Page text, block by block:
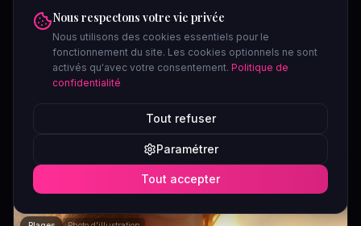
Strasbourg, Bas-Rhin
Plage libertine situé à Strasbourg. Découvrez les horaires, tarifs
et avis sur Libertins France.
Voir la carte
Nous respectons votre vie privée
Nous utilisons des cookies essentiels pour le
fonctionnement du site. Les cookies optionnels ne sont
activés qu'avec votre consentement. Politique de
confidentialité
Tout refuser
Paramétrer
Tout accepter